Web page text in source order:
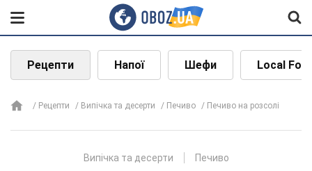
Рецепти Напої Шефи Local
Рецепти Випічка та десерти Печиво Печиво на розсолі
Випічка та десерти Печиво